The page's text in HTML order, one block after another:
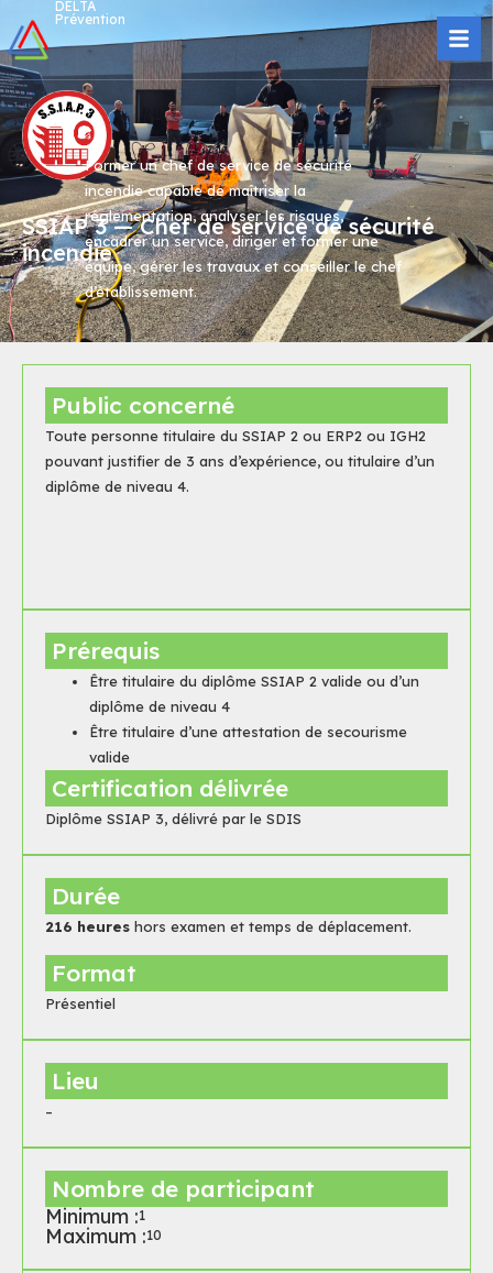
DELTA
Prévention
SSIAP 3 — Chef de service de sécurité
incendie
Former un chef de service de sécurité
incendie capable de maîtriser la
réglementation, analyser les risques,
encadrer un service, diriger et former une
équipe, gérer les travaux et conseiller le chef
d’établissement.
Public concerné
Toute personne titulaire du SSIAP 2 ou ERP2 ou IGH2
pouvant justifier de 3 ans d’expérience, ou titulaire d’un
diplôme de niveau 4.
Prérequis
Être titulaire du diplôme SSIAP 2 valide ou d’un
diplôme de niveau 4
Être titulaire d’une attestation de secourisme
valide
Certification délivrée
Diplôme SSIAP 3, délivré par le SDIS
Durée
216 heures hors examen et temps de déplacement.
Format
Présentiel
Lieu
–
Nombre de participant
Minimum :1
Maximum :10